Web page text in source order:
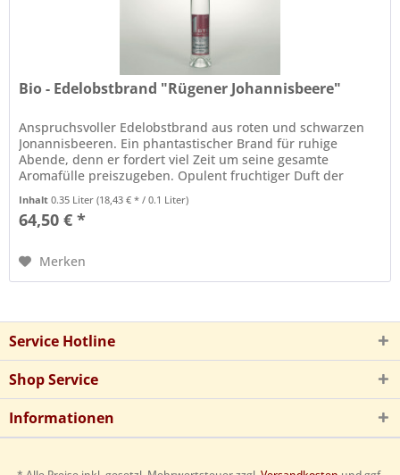
Bio - Edelobstbrand "Rügener Johannisbeere"
Anspruchsvoller Edelobstbrand aus roten und schwarzen
Jonannisbeeren. Ein phantastischer Brand für ruhige
Abende, denn er fordert viel Zeit um seine gesamte
Aromafülle preiszugeben. Opulent fruchtiger Duft der
schwarzen Beeren...
Inhalt0.35 Liter(18,43 € * / 0.1 Liter)
64,50 € *
Merken
Service Hotline
Shop Service
Informationen